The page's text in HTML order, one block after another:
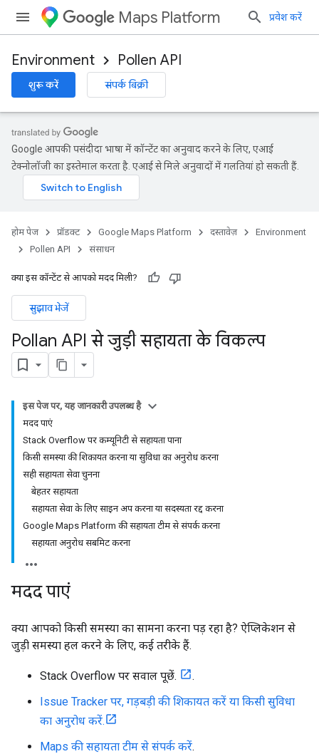
Maps Platform प्रवेश करें
Environment Pollen API
शुरू करें संपर्क बिक्री
Google आपकी पसंदीदा भाषा में कॉन्टेंट का अनुवाद करने के लिए, एआई
टेक्नोलॉजी का इस्तेमाल करता है. एआई से मिले अनुवादों में गलतियां हो सकती हैं.
होम पेज प्रॉडक्ट Google Maps Platform दस्तावेज़
Environment
Pollen API
संसाधन
क्या इस कॉन्टेंट से आपको मदद मिली?
सुझाव भेजें
Pollan API से जुड़ी सहायता के विकल्प
इस पेज पर, यह जानकारी उपलब्ध है
मदद पाएं
Stack Overflow पर कम्यूनिटी से सहायता पाना
किसी समस्या की शिकायत करना या सुविधा का अनुरोध करना
सही सहायता सेवा चुनना
बेहतर सहायता
सहायता सेवा के लिए साइन अप करना या सदस्यता रद्द करना
Google Maps Platform की सहायता टीम से संपर्क करना
सहायता अनुरोध सबमिट करना
मदद पाएं
क्या आपको किसी समस्या का सामना करना पड़ रहा है? ऐप्लिकेशन से
जुड़ी समस्या हल करने के लिए, कई तरीके हैं.
Stack Overflow पर सवाल पूछें.
.
Issue Tracker पर, गड़बड़ी की शिकायत करें या किसी सुविधा
का अनुरोध करें.
Maps की सहायता टीम से संपर्क करें.